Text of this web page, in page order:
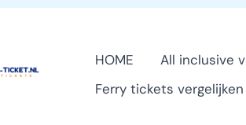
HOME All inclusive
Ferry tickets